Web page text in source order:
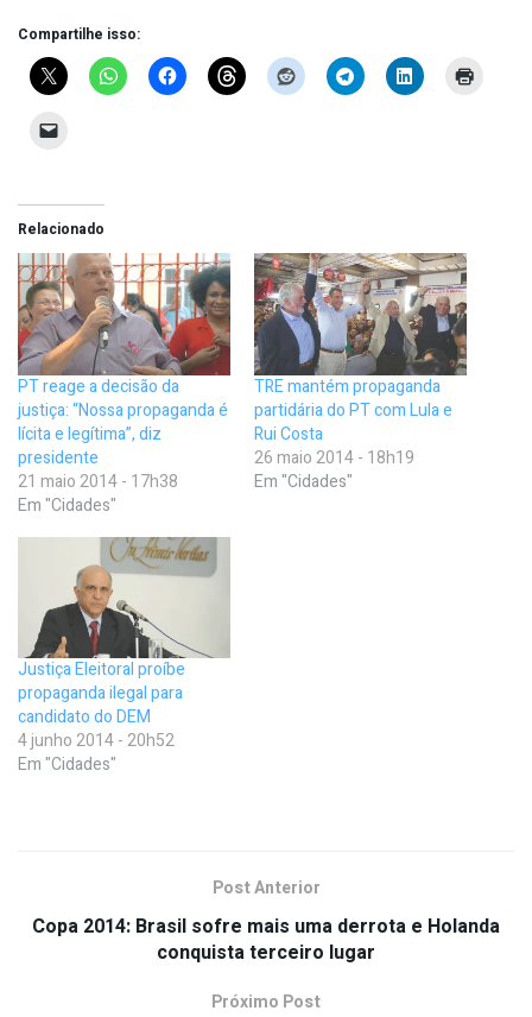
Compartilhe isso:
Relacionado
PT reage a decisão da
justiça: “Nossa propaganda é
lícita e legítima”, diz
presidente
21 maio 2014 - 17h38
Em "Cidades"
TRE mantém propaganda
partidária do PT com Lula e
Rui Costa
26 maio 2014 - 18h19
Em "Cidades"
Justiça Eleitoral proíbe
propaganda ilegal para
candidato do DEM
4 junho 2014 - 20h52
Em "Cidades"
Post Anterior
Copa 2014: Brasil sofre mais uma derrota e Holanda
conquista terceiro lugar
Próximo Post